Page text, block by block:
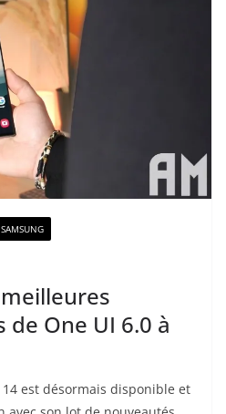
SAMSUNG
One UI 6.0 à
14 est désormais disponible et